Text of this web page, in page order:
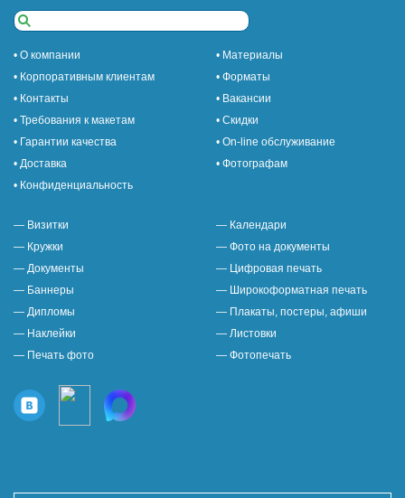
• О компании
• Материалы
• Корпоративным клиентам
• Форматы
• Контакты
• Вакансии
• Требования к макетам
• Скидки
• Гарантии качества
• On-line обслуживание
• Доставка
• Фотографам
• Конфиденциальность
— Визитки
— Календари
— Кружки
— Фото на документы
— Документы
— Цифровая печать
— Баннеры
— Широкоформатная печать
— Дипломы
— Плакаты, постеры, афиши
— Наклейки
— Листовки
— Печать фото
— Фотопечать